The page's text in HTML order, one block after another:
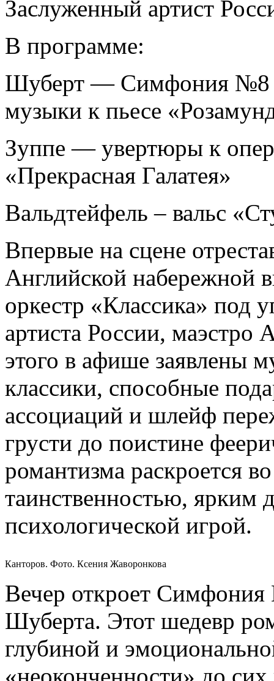
Заслуженный артист
В программе:
Шуберт — Симфония №8
музыки к пьесе
Зуппе — увертюры к
«Прекрасная Галатея»
Вальдтейфель – вальс
Впервые на сцене
Английской набережной
оркестр «Классика» под
артиста России, маэстро
этого в афише заявлены
классики, способные
ассоциаций и шлейф
грусти до поистине
романтизма раскроется
таинственностью, ярким
психологической игрой.
Канторов. Фото. Ксения Жаворонкова
Вечер откроет
Шуберта. Этот шедевр
глубиной и
«неоконченности» до